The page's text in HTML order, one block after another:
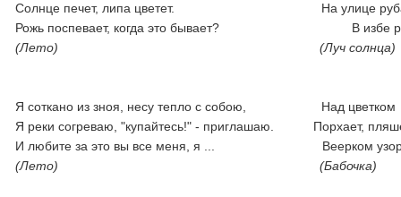
Солнце печет, липа цветет. На улице
Рожь поспевает, когда это бывает? В избе
(Лето)
(Луч солнца)
Я соткано из зноя, несу тепло с собою, Над цветком
Я реки согреваю, "купайтесь!" - приглашаю. Порхает,
И любите за это вы все меня, я ... Веерком
(Лето)
(Бабочка)